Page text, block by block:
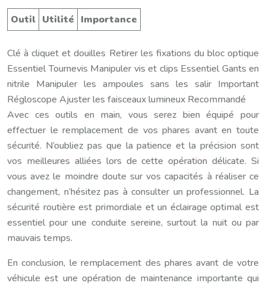
Outil Utilité Importance
Clé à cliquet et douilles Retirer les fixations du bloc optique
Essentiel Tournevis Manipuler vis et clips Essentiel Gants en
nitrile Manipuler les ampoules sans les salir Important
Régloscope Ajuster les faisceaux lumineux Recommandé
Avec ces outils en main, vous serez bien équipé pour
effectuer le remplacement de vos phares avant en toute
sécurité. N’oubliez pas que la patience et la précision sont
vos meilleures alliées lors de cette opération délicate. Si
vous avez le moindre doute sur vos capacités à réaliser ce
changement, n’hésitez pas à consulter un professionnel. La
sécurité routière est primordiale et un éclairage optimal est
essentiel pour une conduite sereine, surtout la nuit ou par
mauvais temps.
En conclusion, le remplacement des phares avant de votre
véhicule est une opération de maintenance importante qui